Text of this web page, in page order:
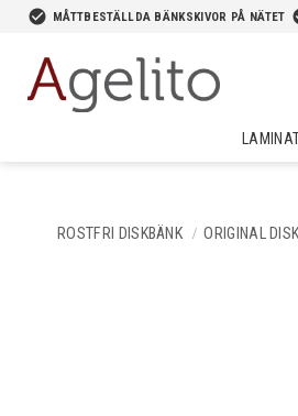
check_circle MÅTTBESTÄLLDA BÄNKSKIVOR PÅ NÄTET
ROSTFRI DISKBÄNK ORIGINAL